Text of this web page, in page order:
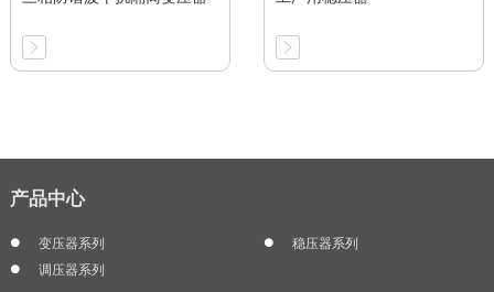
产品中心
变压器系列
稳压器系列
调压器系列